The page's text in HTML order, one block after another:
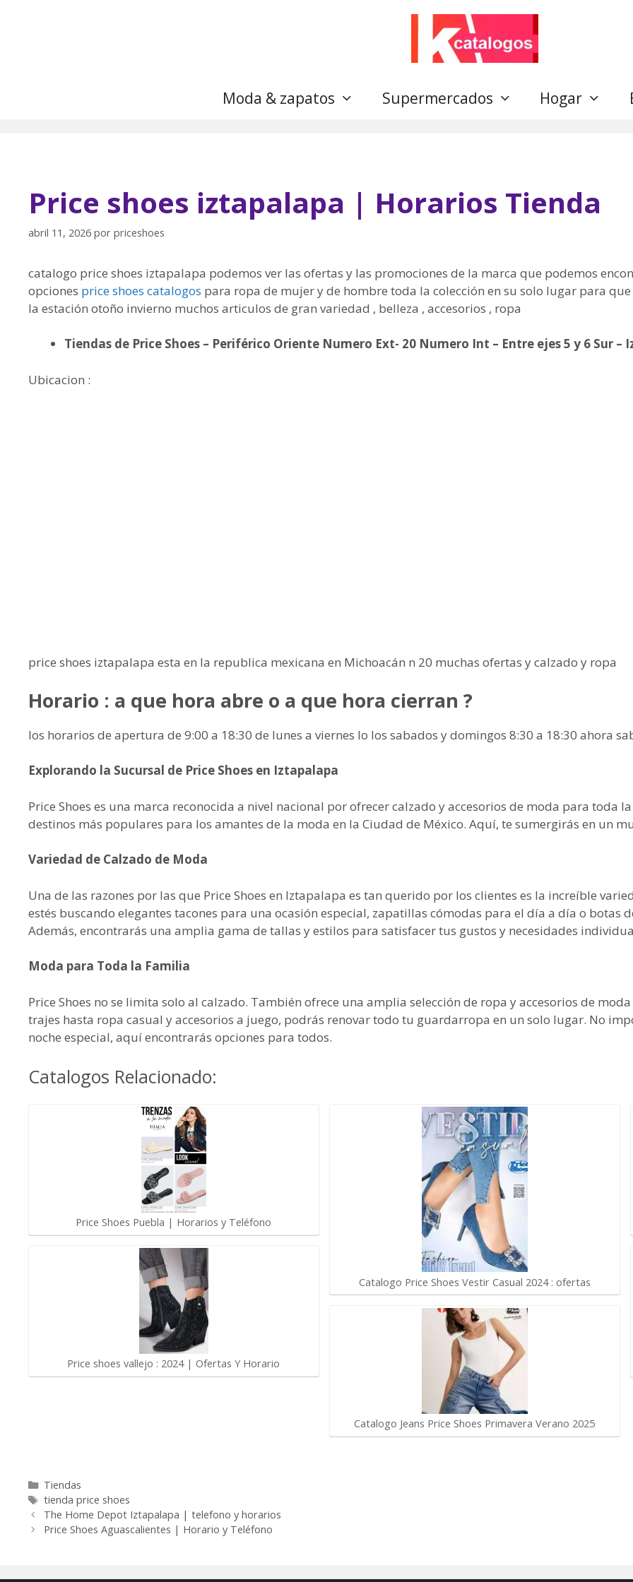
Moda & zapatos Supermercados Hogar
Price shoes iztapalapa | Horarios Tienda
abril 11, 2026 por priceshoes
catalogo price shoes iztapalapa podemos ver las ofertas y las promociones de la marca que podemos
opciones price shoes catalogos para ropa de mujer y de hombre toda la colección en su solo lugar para
la estación otoño invierno muchos articulos de gran variedad , belleza , accesorios , ropa
Tiendas de Price Shoes – Periférico Oriente Numero Ext- 20 Numero Int – Entre ejes 5 y 6 Sur –
Ubicacion :
price shoes iztapalapa esta en la republica mexicana en Michoacán n 20 muchas ofertas y calzado y ropa
Horario : a que hora abre o a que hora cierran ?
los horarios de apertura de 9:00 a 18:30 de lunes a viernes lo los sabados y domingos 8:30 a 18:30 ahora
Explorando la Sucursal de Price Shoes en Iztapalapa
Price Shoes es una marca reconocida a nivel nacional por ofrecer calzado y accesorios de moda para toda
destinos más populares para los amantes de la moda en la Ciudad de México. Aquí, te sumergirás en un
Variedad de Calzado de Moda
Una de las razones por las que Price Shoes en Iztapalapa es tan querido por los clientes es la increíble
estés buscando elegantes tacones para una ocasión especial, zapatillas cómodas para el día a día o botas
Además, encontrarás una amplia gama de tallas y estilos para satisfacer tus gustos y necesidades
Moda para Toda la Familia
Price Shoes no se limita solo al calzado. También ofrece una amplia selección de ropa y accesorios de
trajes hasta ropa casual y accesorios a juego, podrás renovar todo tu guardarropa en un solo lugar. No
noche especial, aquí encontrarás opciones para todos.
Catalogos Relacionado:
Price Shoes Puebla | Horarios y Teléfono
Price shoes vallejo : 2024 | Ofertas Y Horario
Catalogo Price Shoes Vestir Casual 2024 : ofertas
Catalogo Jeans Price Shoes Primavera Verano 2025
Categorías
Tiendas
Etiquetas
tienda price shoes
The Home Depot Iztapalapa | telefono y horarios
Price Shoes Aguascalientes | Horario y Teléfono